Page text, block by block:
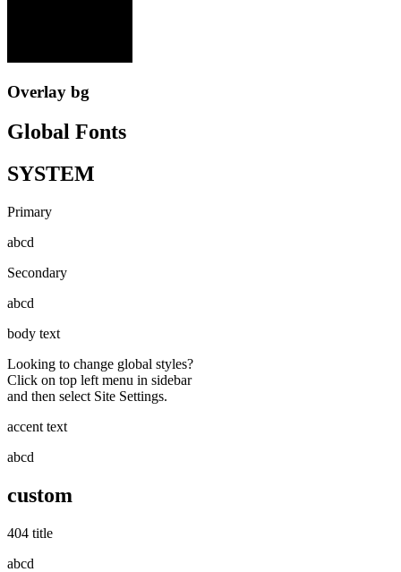
Overlay bg
Global Fonts
SYSTEM
Primary
abcd
Secondary
abcd
body text
Looking to change global styles?
Click on top left menu in sidebar
and then select Site Settings.
accent text
abcd
custom
404 title
abcd